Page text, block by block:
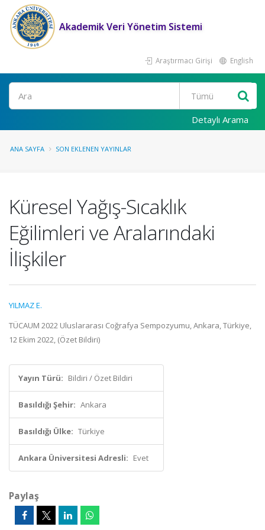
Akademik Veri Yönetim Sistemi
Araştırmacı Girişi English
Ara
Detaylı Arama
ANA SAYFA SON EKLENEN YAYINLAR
Küresel Yağış-Sıcaklık
Eğilimleri ve Aralarındaki
İlişkiler
YILMAZ E.
TÜCAUM 2022 Uluslararası Coğrafya Sempozyumu, Ankara, Türkiye,
12 Ekim 2022, (Özet Bildiri)
Yayın Türü: Bildiri / Özet Bildiri
Basıldığı Şehir: Ankara
Basıldığı Ülke: Türkiye
Ankara Üniversitesi Adresli: Evet
Paylaş